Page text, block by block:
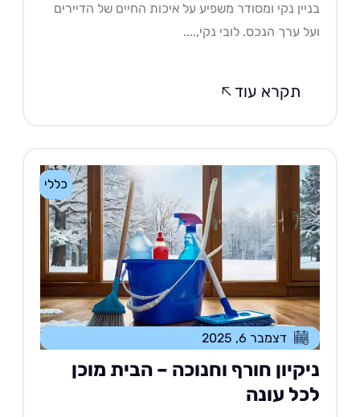
נקי ומסודר משפיע על איכות החיים של הדיירים
ערך הנכס. לובי נקי,....
תקרא עוד
כללי
דצמבר 6, 2025
חורף וחנוכה – הבית מוכן
עונה